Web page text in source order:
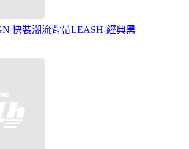
快裝潮流背帶LEASH-經典黑